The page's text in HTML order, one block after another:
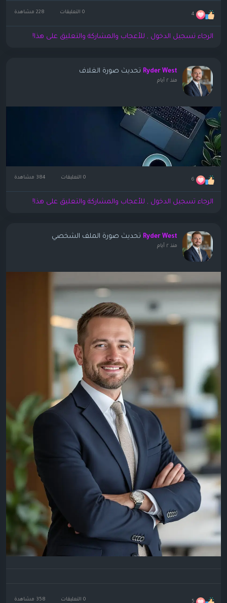
4 0 التعليقات
الرجاء تسجيل الدخول , للأعجاب والمشاركة والتعليق على هذا!
Ryder West تحديث صورة الغلاف
منذ ٢ أيام
6 0 التعليقات
الرجاء تسجيل الدخول , للأعجاب والمشاركة والتعليق على هذا!
Ryder West تحديث صورة الملف الشخصي
منذ ٢ أيام
5 0 التعليقات